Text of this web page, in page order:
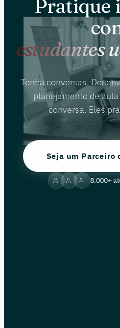
Pratique
estudantes
Tenha conversas.
planejamento de
conversa. Eles
Seja um Parceiro
8.000+